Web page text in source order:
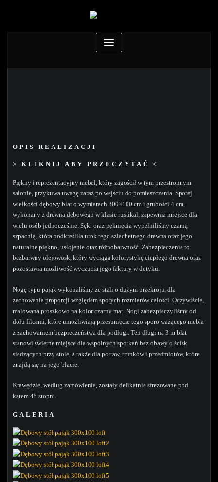
OPIS REALIZACJI
> KLIKNIJ ABY PRZECZYTAĆ <
Piękny i reprezentacyjny mebel, który zagościł w tym przestronnym
salonie, przykuwa uwagę zaraz po wejściu do pomieszczenia. Sporej
wielkości dębowy blat o wymiarach 300×100 cm i grubości 4 cm,
wykonany z drewna dębowego w klasie rustikal, zapewnia miejsce dla
wielu osób jednocześnie. Sęki oraz pęknięcia wypełniliśmy czarną
szpachlą, która podkreśliła urok tego szlachetnego drewna oraz jego
naturalne piękno, usłojenie oraz różnobarwność. Zabezpieczenie to
bezbarwny olejowosk, który wyciąga kolorystykę ciepłego drewna oraz
pozostawia możliwość wyczucia jego faktury w dotyku.
Nogę typu pająk wykonaliśmy ze stali o dużym przekroju, dla
zachowania proporcji względem sporych rozmiarów całości. Oczywiście,
malowana proszkowo na kolor czarny mat. Nogi zabezpieczyliśmy od
dołu filcami, które umożliwiają przesunięcie tego sporo ważącego mebla
z zachowaniem bezpieczeństwa dla podłogi. Ten długi na 3 m blat
stanowi świetne miejsce dla wspólnych spotkań bez obawy o ścisk
siedzących przy stole, a także dla potraw, trunków i przedmiotów, które
znajdą się na jego blacie.
Krawędzie, według zamówienia, zostały delikatnie sfrezowane pod
kątem 45 stopni.
GALERIA